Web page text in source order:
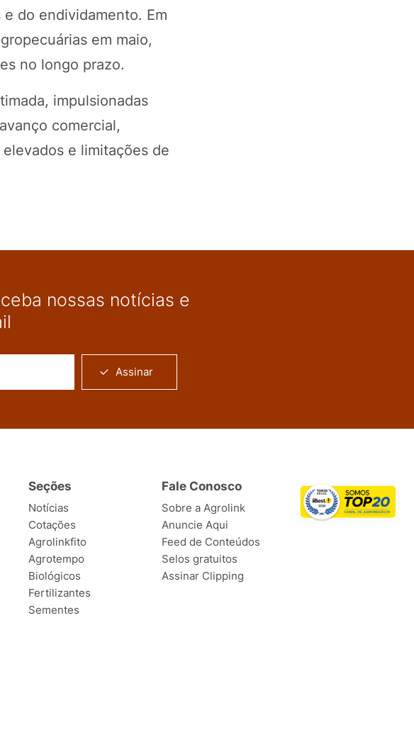
do endividamento. Em
em maio,
no longo prazo.
impulsionadas
comercial,
e limitações de
nossas notícias e
Assinar
Seções
Notícias
Cotações
Agrolinkfito
Agrotempo
Biológicos
Fertilizantes
Sementes
Fale Conosco
Sobre a Agrolink
Anuncie Aqui
Feed de Conteúdos
Selos gratuitos
Assinar Clipping